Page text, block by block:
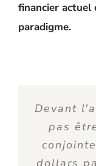
financier actuel
paradigme.
Devant
pas
dollars